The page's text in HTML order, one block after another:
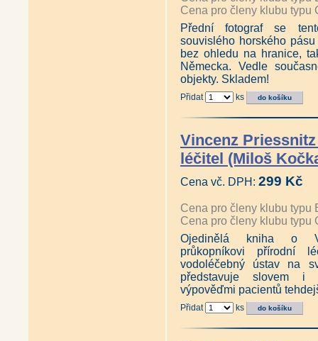
Cena pro členy klubu typu
Přední fotograf se
souvislého horského
bez ohledu na hranice,
Německa. Vedle
objekty. Skladem!
Přidat ks
Vincenz
léčitel (Miloš
Cena vč. DPH: 299 Kč
Cena pro členy klubu typu
Cena pro členy klubu typu
Ojedinělá kniha o
průkopníkovi přírodní
vodoléčebný ústav na
představuje slovem i
výpověďmi pacientů
Přidat ks